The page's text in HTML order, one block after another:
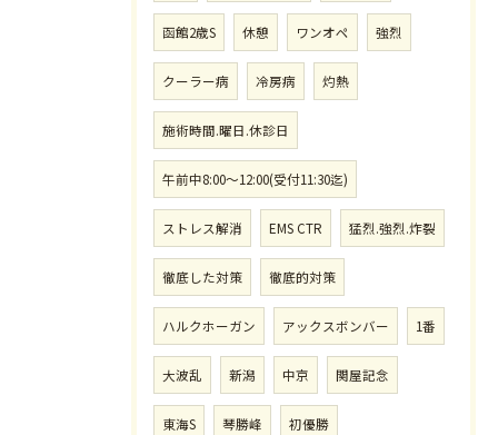
函館2歳S 休憩 ワンオペ 強烈
クーラー病 冷房病 灼熱
施術時間.曜日.休診日
午前中8:00〜12:00(受付11:30迄)
ストレス解消 EMS CTR 猛烈.強烈.炸裂
徹底した対策 徹底的対策
ハルクホーガン アックスボンバー 1番
大波乱 新潟 中京 関屋記念
東海S 琴勝峰 初優勝